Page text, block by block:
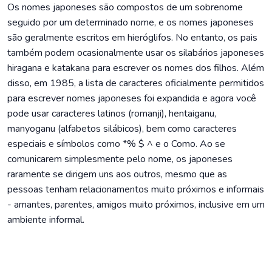
Os nomes japoneses são compostos de um sobrenome
seguido por um determinado nome, e os nomes japoneses
são geralmente escritos em hieróglifos. No entanto, os pais
também podem ocasionalmente usar os silabários japoneses
hiragana e katakana para escrever os nomes dos filhos. Além
disso, em 1985, a lista de caracteres oficialmente permitidos
para escrever nomes japoneses foi expandida e agora você
pode usar caracteres latinos (romanji), hentaiganu,
manyoganu (alfabetos silábicos), bem como caracteres
especiais e símbolos como *% $ ^ e o Como. Ao se
comunicarem simplesmente pelo nome, os japoneses
raramente se dirigem uns aos outros, mesmo que as
pessoas tenham relacionamentos muito próximos e informais
- amantes, parentes, amigos muito próximos, inclusive em um
ambiente informal.